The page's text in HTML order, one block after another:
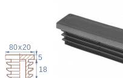
5
18
20
x
80